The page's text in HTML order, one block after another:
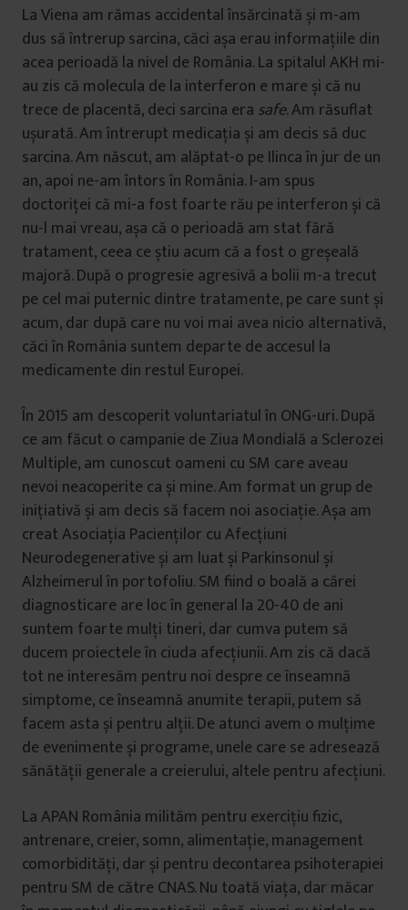
La Viena am rămas accidental însărcinată și m-am
dus să întrerup sarcina, căci așa erau informațiile din
acea perioadă la nivel de România. La spitalul AKH mi-
au zis că molecula de la interferon e mare și că nu
trece de placentă, deci sarcina era safe. Am răsuflat
ușurată. Am întrerupt medicația și am decis să duc
sarcina. Am născut, am alăptat-o pe Ilinca în jur de un
an, apoi ne-am întors în România. I-am spus
doctoriței că mi-a fost foarte rău pe interferon și că
nu-l mai vreau, așa că o perioadă am stat fără
tratament, ceea ce știu acum că a fost o greșeală
majoră. După o progresie agresivă a bolii m-a trecut
pe cel mai puternic dintre tratamente, pe care sunt și
acum, dar după care nu voi mai avea nicio alternativă,
căci în România suntem departe de accesul la
medicamente din restul Europei.
În 2015 am descoperit voluntariatul în ONG-uri. După
ce am făcut o campanie de Ziua Mondială a Sclerozei
Multiple, am cunoscut oameni cu SM care aveau
nevoi neacoperite ca și mine. Am format un grup de
inițiativă și am decis să facem noi asociație. Așa am
creat Asociația Pacienților cu Afecțiuni
Neurodegenerative și am luat și Parkinsonul și
Alzheimerul în portofoliu. SM fiind o boală a cărei
diagnosticare are loc în general la 20-40 de ani
suntem foarte mulți tineri, dar cumva putem să
ducem proiectele în ciuda afecțiunii. Am zis că dacă
tot ne interesăm pentru noi despre ce înseamnă
simptome, ce înseamnă anumite terapii, putem să
facem asta și pentru alții. De atunci avem o mulțime
de evenimente și programe, unele care se adresează
sănătății generale a creierului, altele pentru afecțiuni.
La APAN România milităm pentru exercițiu fizic,
antrenare, creier, somn, alimentație, management
comorbidități, dar și pentru decontarea psihoterapiei
pentru SM de către CNAS. Nu toată viața, dar măcar